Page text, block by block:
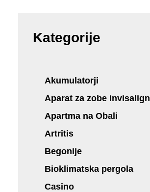
Kategorije
Akumulatorji
Aparat za zobe invisalign
Apartma na Obali
Artritis
Begonije
Bioklimatska pergola
Casino